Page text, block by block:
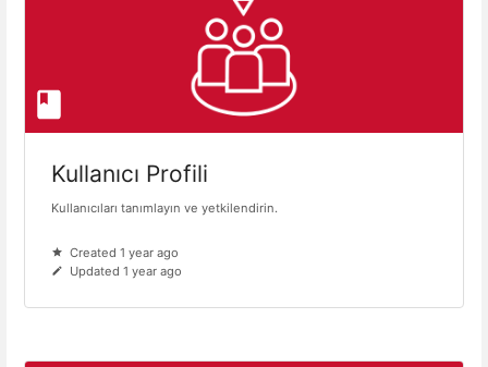
Kullanıcı Profili
Kullanıcıları tanımlayın ve yetkilendirin.
Created 1 year ago
Updated 1 year ago